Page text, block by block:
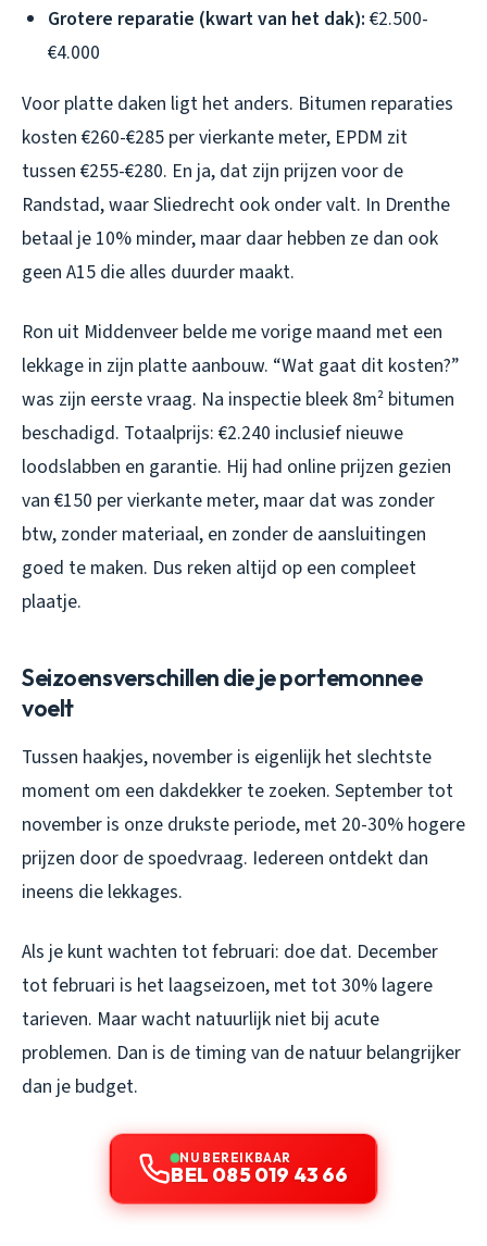
Grotere reparatie (kwart van het dak): €2.500-
€4.000
Voor platte daken ligt het anders. Bitumen reparaties
kosten €260-€285 per vierkante meter, EPDM zit
tussen €255-€280. En ja, dat zijn prijzen voor de
Randstad, waar Sliedrecht ook onder valt. In Drenthe
betaal je 10% minder, maar daar hebben ze dan ook
geen A15 die alles duurder maakt.
Ron uit Middenveer belde me vorige maand met een
lekkage in zijn platte aanbouw. “Wat gaat dit kosten?”
was zijn eerste vraag. Na inspectie bleek 8m² bitumen
beschadigd. Totaalprijs: €2.240 inclusief nieuwe
loodslabben en garantie. Hij had online prijzen gezien
van €150 per vierkante meter, maar dat was zonder
btw, zonder materiaal, en zonder de aansluitingen
goed te maken. Dus reken altijd op een compleet
plaatje.
Seizoensverschillen die je portemonnee
voelt
Tussen haakjes, november is eigenlijk het slechtste
moment om een dakdekker te zoeken. September tot
november is onze drukste periode, met 20-30% hogere
prijzen door de spoedvraag. Iedereen ontdekt dan
ineens die lekkages.
Als je kunt wachten tot februari: doe dat. December
tot februari is het laagseizoen, met tot 30% lagere
tarieven. Maar wacht natuurlijk niet bij acute
problemen. Dan is de timing van de natuur belangrijker
dan je budget.
NU BEREIKBAAR
BEL 085 019 43 66